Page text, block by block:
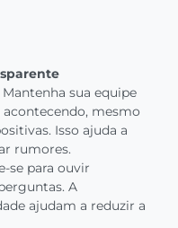
Mantenha sua equipe
mesmo
Isso ajuda a
rumores.
se para ouvir
A
ajudam a reduzir a